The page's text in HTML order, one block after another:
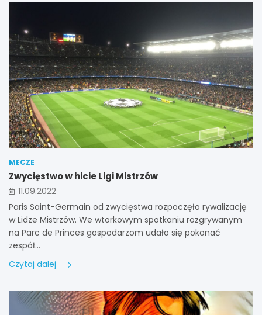
MECZE
Zwycięstwo w hicie Ligi Mistrzów
11.09.2022
Paris Saint-Germain od zwycięstwa rozpoczęło rywalizację
w Lidze Mistrzów. We wtorkowym spotkaniu rozgrywanym
na Parc de Princes gospodarzom udało się pokonać
zespół…
Czytaj dalej